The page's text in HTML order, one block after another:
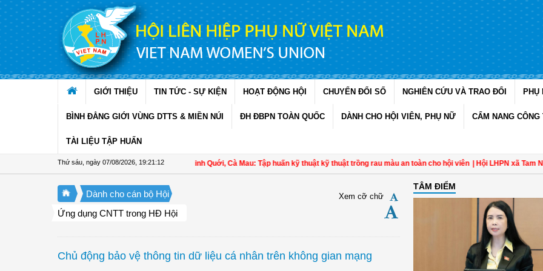
Truy cập nội dung luôn
GIỚI THIỆU TIN TỨC - SỰ KIỆN HOẠT ĐỘNG HỘI CHUYỂN ĐỔI SỐ NGHIÊN CỨU VÀ TRAO ĐỔI PHỤ
BÌNH ĐẲNG GIỚI VÙNG DTTS & MIỀN NÚI ĐH ĐBPN TOÀN QUỐC DÀNH CHO HỘI VIÊN, PHỤ NỮ CẨM NANG CÔNG
TÀI LIỆU TẬP HUẤN
Thứ sáu, ngày 07/08/2026 19:21:12
Hội LHPN xã Ninh Quới, Cà Mau: Tập huấn kỹ thuật kỹ thuật trồng rau màu an toàn cho hội viên | Hội LHPN xã Tam Ngãi,
Dành cho cán bộ Hội
Ứng dụng CNTT trong HĐ Hội
Xem cỡ chữ
Chủ động bảo vệ thông tin dữ liệu cá nhân trên không gian mạng
TÂM ĐIỂM